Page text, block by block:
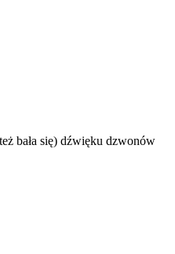
bała się) dźwięku dzwonów